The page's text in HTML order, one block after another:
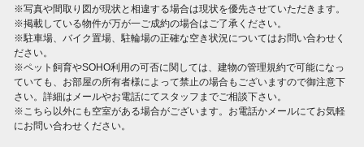
※写真や間取り図が現状と相違する場合は現状を優先させていただきます。
※掲載している物件が万が一ご成約の場合はご了承ください。
※駐車場、バイク置場、駐輪場の正確な空き状況についてはお問い合わせく
ださい。
※ペット飼育やSOHO利用の可否に関しては、建物の管理規約で可能になっ
ていても、お部屋の所有者様によって禁止の場合もございますので御注意下
さい。詳細はメールやお電話にてスタッフまでご相談下さい。
※こちら以外にも空室がある場合がございます。お電話かメールにてお気軽
にお問い合わせください。